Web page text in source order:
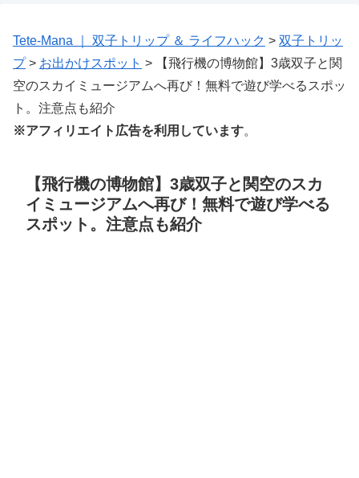
Tete-Mana ｜ 双子トリップ ＆ ライフハック > 双子トリッ
プ> お出かけスポット >
【飛行機の博物館】3歳双子と関
空のスカイミュージアムへ再び！無料で遊び学べるスポッ
ト。注意点も紹介
※アフィリエイト広告を利用しています。
【飛行機の博物館】3歳双子と関空のスカ
イミュージアムへ再び！無料で遊び学べる
スポット。注意点も紹介